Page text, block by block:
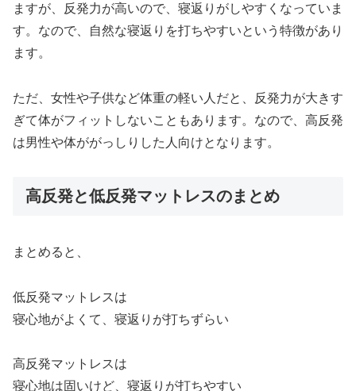
ますが、反発力が高いので、寝返りがしやすくなっていま
す。なので、自然な寝返りを打ちやすいという特徴があり
ます。
ただ、女性や子供など体重の軽い人だと、反発力が大きす
ぎて体がフィットしないこともあります。なので、高反発
は男性や体ががっしりした人向けとなります。
高反発と低反発マットレスのまとめ
まとめると、
低反発マットレスは
寝心地がよくて、寝返りが打ちずらい
高反発マットレスは
寝心地は固いけど、寝返りが打ちやすい